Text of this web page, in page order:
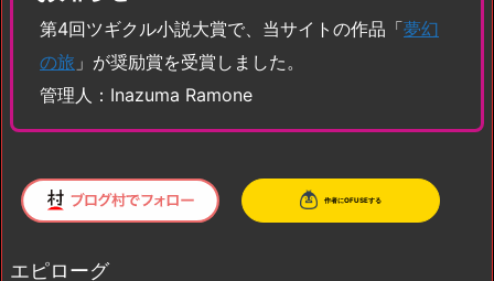
第4回ツギクル小説大賞で、当サイトの作品「夢幻
の旅 」が奨励賞を受賞しました。
管理人：Inazuma Ramone
エピローグ